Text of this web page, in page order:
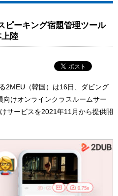
ピーキング宿題管理ツール
上陸
2MEU（韓国）は16日、ダビング
けオンラインクラスルームサー
サービスを2021年11月から提供開